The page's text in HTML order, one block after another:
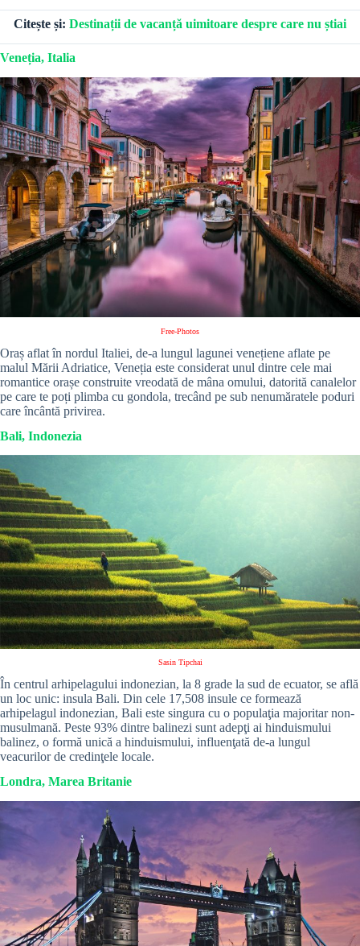
Citește și: Destinații de vacanță uimitoare despre care nu știai
Veneția, Italia
Free-Photos
Oraș aflat în nordul Italiei, de-a lungul lagunei venețiene aflate pe
malul Mării Adriatice, Veneția este considerat unul dintre cele mai
romantice orașe construite vreodată de mâna omului, datorită canalelor
pe care te poți plimba cu gondola, trecând pe sub nenumăratele poduri
care încântă privirea.
Bali, Indonezia
Sasin Tipchai
În centrul arhipelagului indonezian, la 8 grade la sud de ecuator, se află
un loc unic: insula Bali. Din cele 17,508 insule ce formează
arhipelagul indonezian, Bali este singura cu o populaţia majoritar non-
musulmană. Peste 93% dintre balinezi sunt adepţi ai hinduismului
balinez, o formă unică a hinduismului, influenţată de-a lungul
veacurilor de credinţele locale.
Londra, Marea Britanie